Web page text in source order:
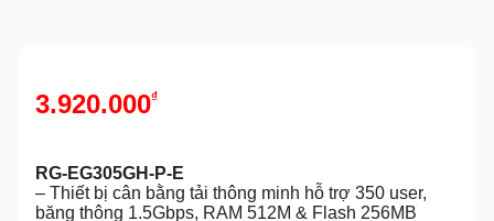
3.920.000₫
RG-EG305GH-P-E
– Thiết bị cân bằng tải thông minh hỗ trợ 350 user,
băng thông 1.5Gbps, RAM 512M & Flash 256MB